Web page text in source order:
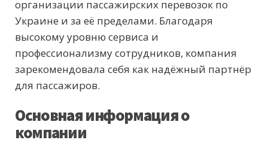
организации пассажирских перевозок по
Украине и за её пределами. Благодаря
высокому уровню сервиса и
профессионализму сотрудников, компания
зарекомендовала себя как надёжный партнёр
для пассажиров.
Основная информация о
компании